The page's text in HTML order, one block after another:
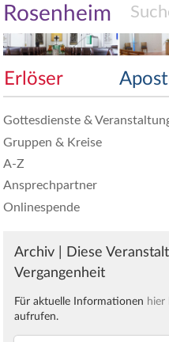
Rosenheim
Erlöser
Gottesdienste &
Gruppen & Kreise
A-Z
Ansprechpartner
Onlinespende
Archiv | Diese
Vergangenheit
Für aktuelle Informationen hier
aufrufen.